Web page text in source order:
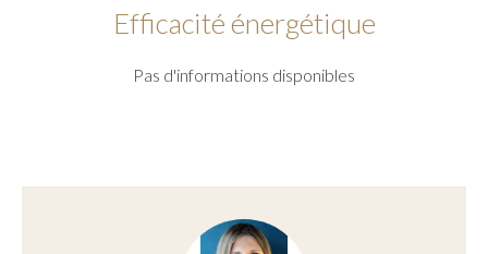
Efficacité énergétique
Pas d'informations disponibles